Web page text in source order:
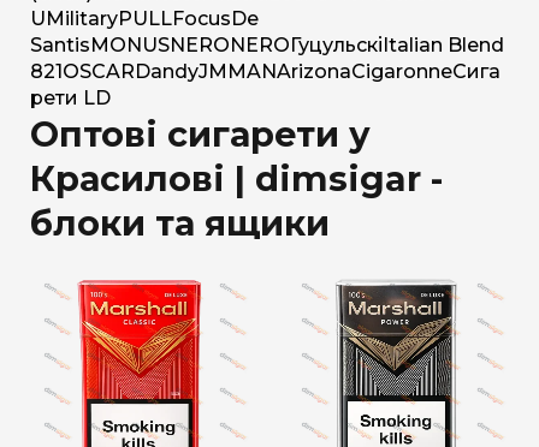
U MilitaryPULLFocus De
Santis MONUSNERO NERO Гуцульскі Italian Blend
821 OSCAR DandyJM MANArizonaCigaronneСига
рети LD
Оптові сигарети у
Красилові | dimsigar -
блоки та ящики